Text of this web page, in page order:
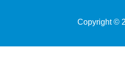
Copyright ©